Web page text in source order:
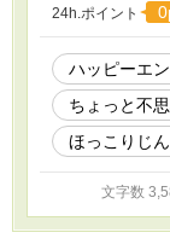
24h.ポイント
ハッピーエ
ちょっと不
ほっこりじ
文字数